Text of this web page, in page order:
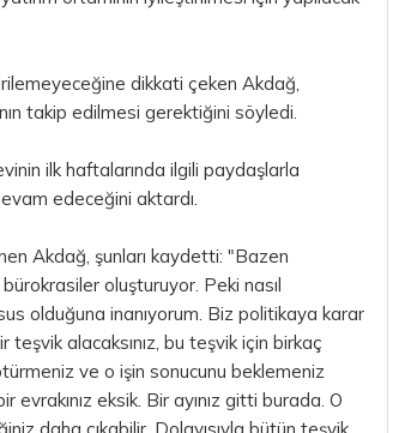
dikkati çeken Akdağ,
takip edilmesi gerektiğini söyledi.
ilk haftalarında ilgili paydaşlarla
edeceğini aktardı.
Akdağ, şunları kaydetti: "Bazen
oluşturuyor. Peki nasıl
olduğuna inanıyorum. Biz politikaya karar
alacaksınız, bu teşvik için birkaç
ve o işin sonucunu beklemeniz
eksik. Bir ayınız gitti burada. O
daha çıkabilir. Dolayısıyla bütün teşvik